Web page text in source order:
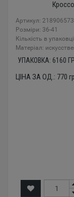
Артикул:
Розміри: 36-41
Кількість в
Mатеріал:
УПАКОВКА: 6160
ЦІНА ЗА ОД.: 770